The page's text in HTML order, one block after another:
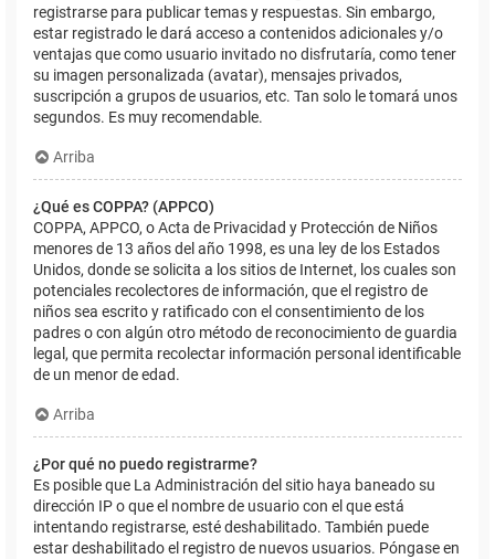
registrarse para publicar temas y respuestas. Sin embargo,
estar registrado le dará acceso a contenidos adicionales y/o
ventajas que como usuario invitado no disfrutaría, como tener
su imagen personalizada (avatar), mensajes privados,
suscripción a grupos de usuarios, etc. Tan solo le tomará unos
segundos. Es muy recomendable.
Arriba
¿Qué es COPPA? (APPCO)
COPPA, APPCO, o Acta de Privacidad y Protección de Niños
menores de 13 años del año 1998, es una ley de los Estados
Unidos, donde se solicita a los sitios de Internet, los cuales son
potenciales recolectores de información, que el registro de
niños sea escrito y ratificado con el consentimiento de los
padres o con algún otro método de reconocimiento de guardia
legal, que permita recolectar información personal identificable
de un menor de edad.
Arriba
¿Por qué no puedo registrarme?
Es posible que La Administración del sitio haya baneado su
dirección IP o que el nombre de usuario con el que está
intentando registrarse, esté deshabilitado. También puede
estar deshabilitado el registro de nuevos usuarios. Póngase en